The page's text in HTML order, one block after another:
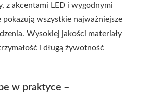
z akcentami LED i wygodnymi
wszystkie najważniejsze
Wysokiej jakości materiały
i długą żywotność
w praktyce –